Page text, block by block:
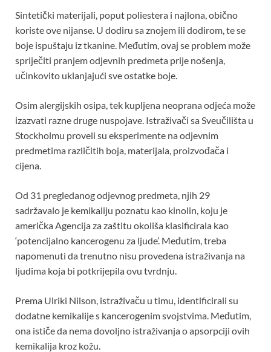
Sintetički materijali, poput poliestera i najlona, ​​obično
koriste ove nijanse. U dodiru sa znojem ili dodirom, te se
boje ispuštaju iz tkanine. Međutim, ovaj se problem može
spriječiti pranjem odjevnih predmeta prije nošenja,
učinkovito uklanjajući sve ostatke boje.
Osim alergijskih osipa, tek kupljena neoprana odjeća može
izazvati razne druge nuspojave. Istraživači sa Sveučilišta u
Stockholmu proveli su eksperimente na odjevnim
predmetima različitih boja, materijala, proizvođača i
cijena.
Od 31 pregledanog odjevnog predmeta, njih 29
sadržavalo je kemikaliju poznatu kao kinolin, koju je
američka Agencija za zaštitu okoliša klasificirala kao
‘potencijalno kancerogenu za ljude’. Međutim, treba
napomenuti da trenutno nisu provedena istraživanja na
ljudima koja bi potkrijepila ovu tvrdnju.
Prema Ulriki Nilson, istraživaču u timu, identificirali su
dodatne kemikalije s kancerogenim svojstvima. Međutim,
ona ističe da nema dovoljno istraživanja o apsorpciji ovih
kemikalija kroz kožu.